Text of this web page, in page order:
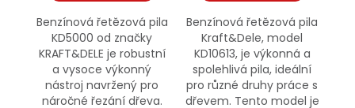
Benzínová řetězová pila
KD5000 od značky
KRAFT&DELE je robustní
a vysoce výkonný
nástroj navržený pro
náročné řezání dřeva.
Benzínová řetězová pila
Kraft&Dele, model
KD10613, je výkonná a
spolehlivá pila, ideální
pro různé druhy práce s
dřevem. Tento model je